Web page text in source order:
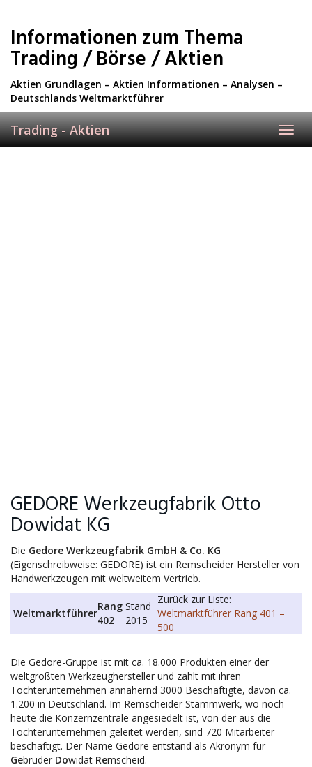
main
content
Informationen zum Thema
Trading / Börse / Aktien
Aktien Grundlagen – Aktien Informationen – Analysen –
Deutschlands Weltmarktführer
Trading - Aktien
GEDORE Werkzeugfabrik Otto
Dowidat KG
Die Gedore Werkzeugfabrik GmbH & Co. KG
(Eigenschreibweise: GEDORE) ist ein Remscheider Hersteller von
Handwerkzeugen mit weltweitem Vertrieb.
Weltmarktführer
Rang
402
Stand
2015
Zurück zur Liste:
Weltmarktführer Rang 401 –
500
Die Gedore-Gruppe ist mit ca. 18.000 Produkten einer der
weltgrößten Werkzeughersteller und zählt mit ihren
Tochterunternehmen annähernd 3000 Beschäftigte, davon ca.
1.200 in Deutschland. Im Remscheider Stammwerk, wo noch
heute die Konzernzentrale angesiedelt ist, von der aus die
Tochterunternehmen geleitet werden, sind 720 Mitarbeiter
beschäftigt. Der Name Gedore entstand als Akronym für
Gebrüder Dowidat Remscheid.